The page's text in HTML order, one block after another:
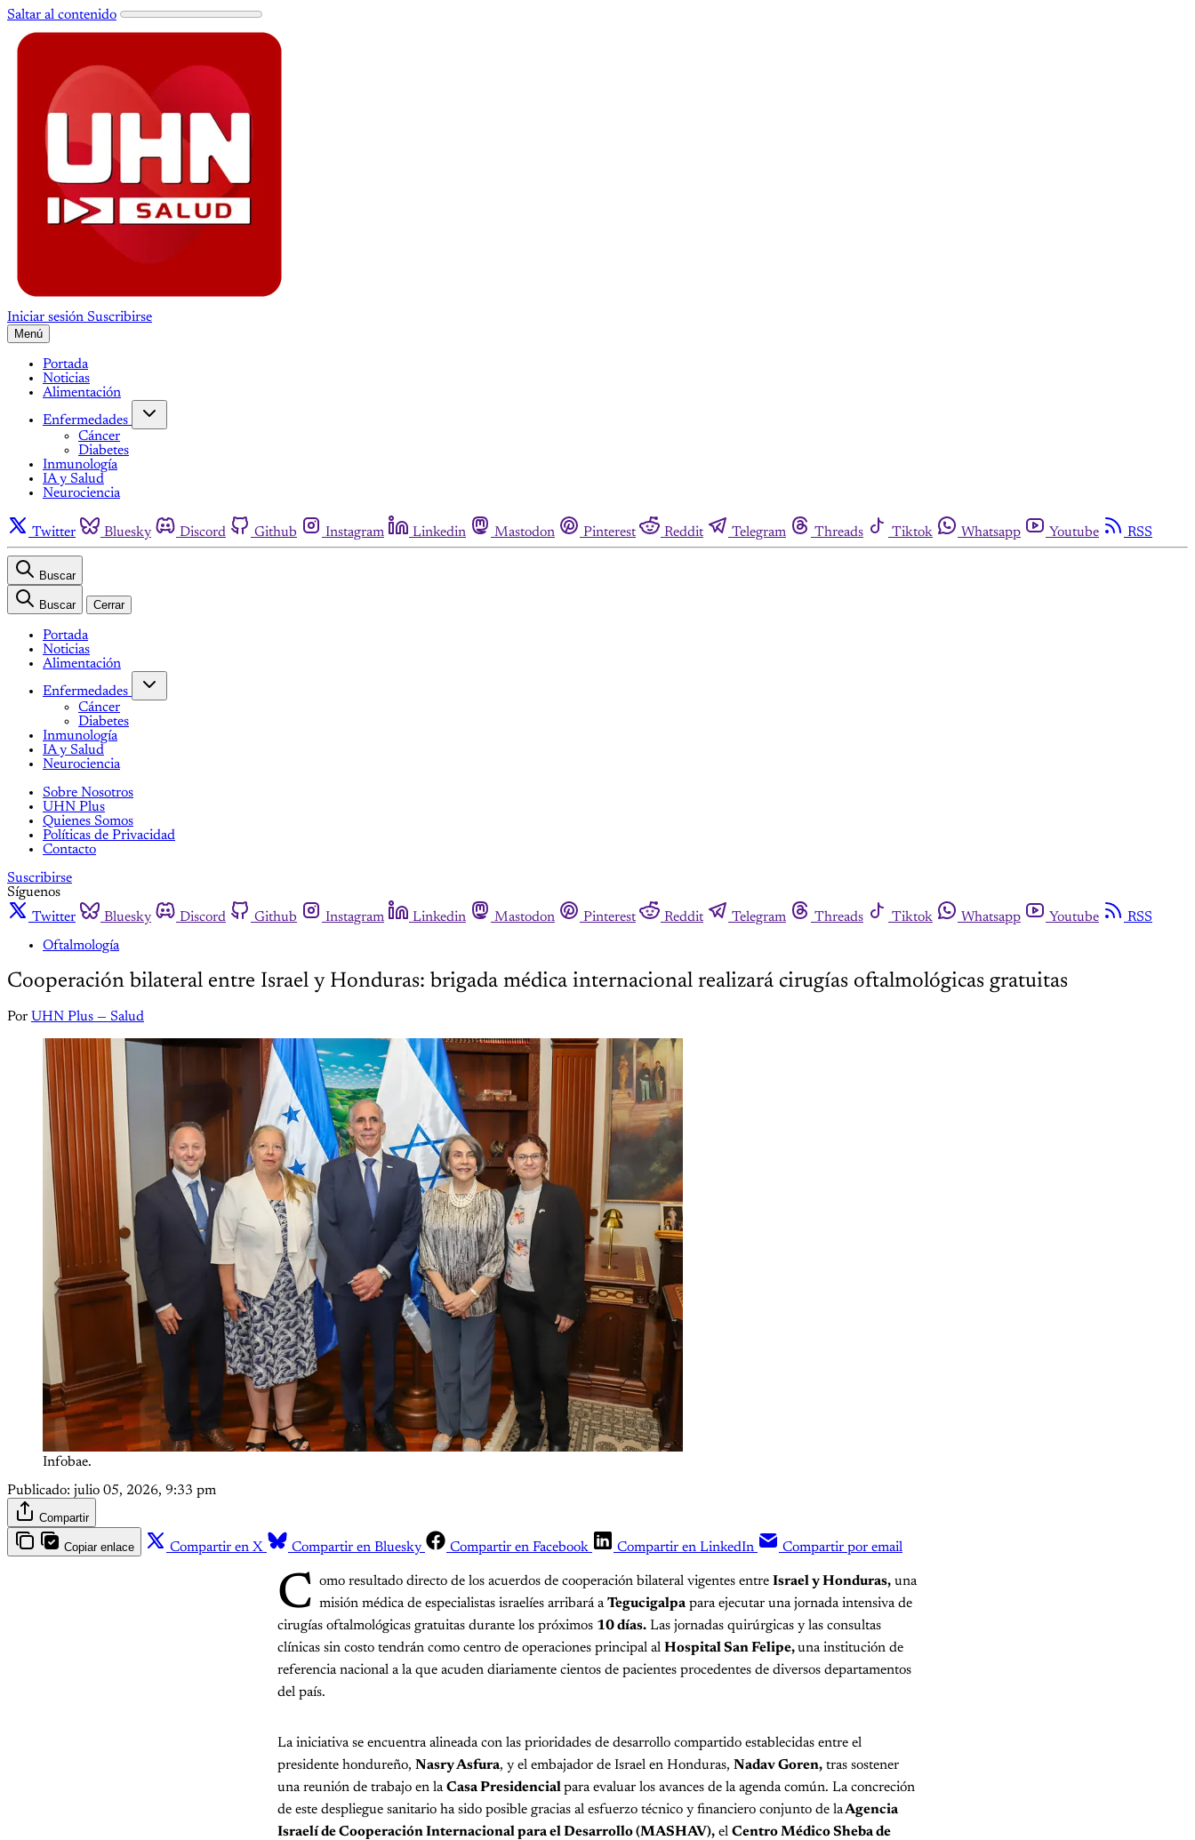
Saltar al contenido
Iniciar sesión Suscribirse
Menú
Portada
Noticias
Alimentación
Enfermedades
Cáncer
Diabetes
Inmunología
IA y Salud
Neurociencia
Twitter Bluesky Discord Github Instagram Linkedin Mastodon Pinterest Reddit Telegram Threads Tiktok Whatsapp Youtube RSS
Buscar
Buscar Cerrar
Portada
Noticias
Alimentación
Enfermedades
Cáncer
Diabetes
Inmunología
IA y Salud
Neurociencia
Sobre Nosotros
UHN Plus
Quienes Somos
Políticas de Privacidad
Contacto
Suscribirse
Síguenos
Twitter
Bluesky Discord Github Instagram Linkedin Mastodon Pinterest Reddit Telegram Threads Tiktok Whatsapp Youtube
RSS
Oftalmología
Cooperación bilateral entre Israel y Honduras: brigada médica internacional realizará cirugías oftalmológicas gratuitas
Por UHN Plus — Salud
Infobae.
Publicado: julio 05, 2026, 9:33 pm
Compartir
Copiar enlace Compartir en X Compartir en Bluesky Compartir en Facebook Compartir en LinkedIn Compartir por email
C omo resultado directo de los acuerdos de cooperación bilateral vigentes entre Israel y Honduras, una
misión médica de especialistas israelíes arribará aTegucigalpa para ejecutar una jornada intensiva de
cirugías oftalmológicas gratuitas durante los próximos 10 días. Las jornadas quirúrgicas y las consultas
clínicas sin costo tendrán como centro de operaciones principal al Hospital San Felipe,una institución de
referencia nacional a la que acuden diariamente cientos de pacientes procedentes de diversos departamentos
del país.
La iniciativa se encuentra alineada con las prioridades de desarrollo compartido establecidas entre el
presidente hondureño, Nasry Asfura, y el embajador de Israel en Honduras, Nadav Goren, tras sostener
una reunión de trabajo en laCasa Presidencialpara evaluar los avances de la agenda común. La concreción
de este despliegue sanitario ha sido posible gracias al esfuerzo técnico y financiero conjunto de laAgencia
Israelí de Cooperación Internacional para el Desarrollo (MASHAV), el Centro Médico Sheba de